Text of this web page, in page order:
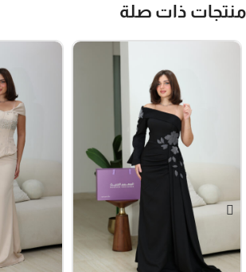
منتجات ذات صلة